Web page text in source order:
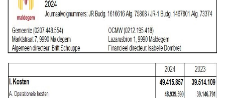
kosten
(J5)
Schema
Staat
van